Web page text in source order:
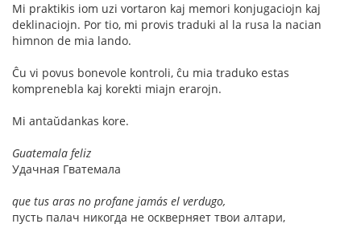
Mi praktikis iom uzi vortaron kaj memori konjugaciojn kaj
deklinaciojn. Por tio, mi provis traduki al la rusa la nacian
himnon de mia lando.
Ĉu vi povus bonevole kontroli, ĉu mia traduko estas
komprenebla kaj korekti miajn erarojn.
Mi antaŭdankas kore.
Guatemala feliz
Удачная Гватемала
que tus aras no profane jamás el verdugo,
пусть палач никогда не оскверняет твои алтари,